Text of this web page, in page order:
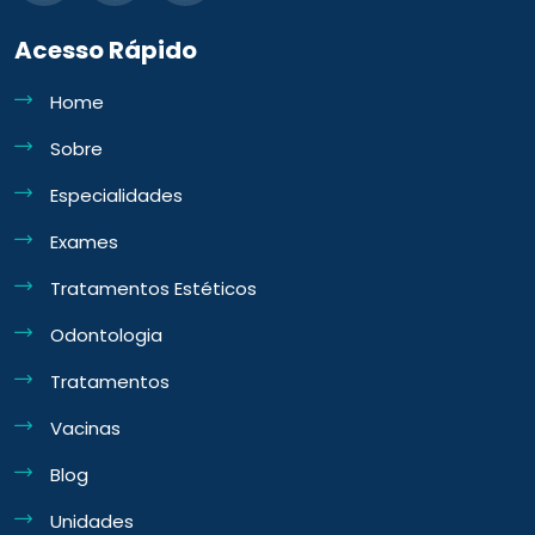
Acesso Rápido
Home
Sobre
Especialidades
Exames
Tratamentos Estéticos
Odontologia
Tratamentos
Vacinas
Blog
Unidades